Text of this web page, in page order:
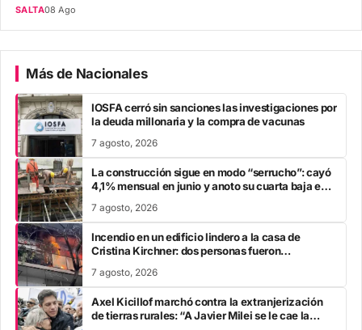
SALTA08 Ago
Más de Nacionales
IOSFA cerró sin sanciones las investigaciones por
la deuda millonaria y la compra de vacunas
7 agosto, 2026
La construcción sigue en modo “serrucho”: cayó
4,1% mensual en junio y anoto su cuarta baja en
7 agosto, 2026
Incendio en un edificio lindero a la casa de
Cristina Kirchner: dos personas fueron
7 agosto, 2026
Axel Kicillof marchó contra la extranjerización
de tierras rurales: “A Javier Milei se le cae la